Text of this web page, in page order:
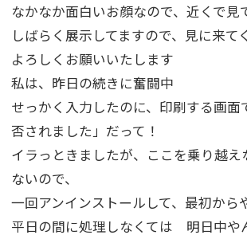
なかなか面白いお顔なので、近くで見
しばらく展示してますので、見に来て
よろしくお願いいたします
私は、昨日の続きに奮闘中
せっかく入力したのに、印刷する画面
否されました」だって！
イラっときましたが、ここを乗り越え
ないので、
一回アンインストールして、最初から
平日の間に処理しなくては 明日中